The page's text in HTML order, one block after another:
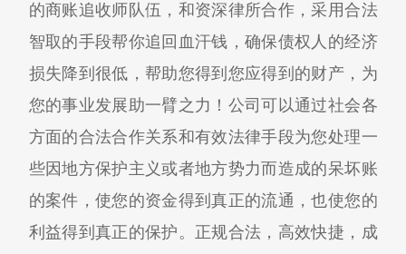
的商账追收师队伍，和资深律所合作，采用合法
智取的手段帮你追回血汗钱，确保债权人的经济
损失降到很低，帮助您得到您应得到的财产，为
您的事业发展助一臂之力！公司可以通过社会各
方面的合法合作关系和有效法律手段为您处理一
些因地方保护主义或者地方势力而造成的呆坏账
的案件，使您的资金得到真正的流通，也使您的
利益得到真正的保护。正规合法，高效快捷，成